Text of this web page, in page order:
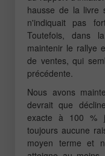
hausse de la livre
n'indiquait pas
Toutefois, dans
maintenir le rallye
de ventes, qui
précédente.
Nous avons
devrait que
exacte à 100 %
toujours aucune
moyen terme et